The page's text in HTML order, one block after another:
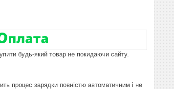
будь-який товар не покидаючи сайту.
процес зарядки повністю автоматичним і не